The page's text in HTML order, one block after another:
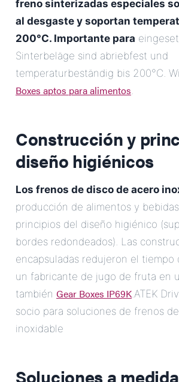
freno sinterizadas especiales
al desgaste y soportan
200°C. Importante para
Sinterbeläge sind abriebfest und
temperaturbeständig bis 200°C.
Boxes aptos para alimentos.
Construcción y
diseño higiénicos
Los frenos de disco de acero
producción de alimentos y
principios del diseño higiénico
bordes redondeados). Las
encapsuladas redujeron el tiempo
un fabricante de jugo de fruta en
también Gear Boxes IP69K.ATEK
socio para soluciones de frenos
inoxidable
Soluciones a